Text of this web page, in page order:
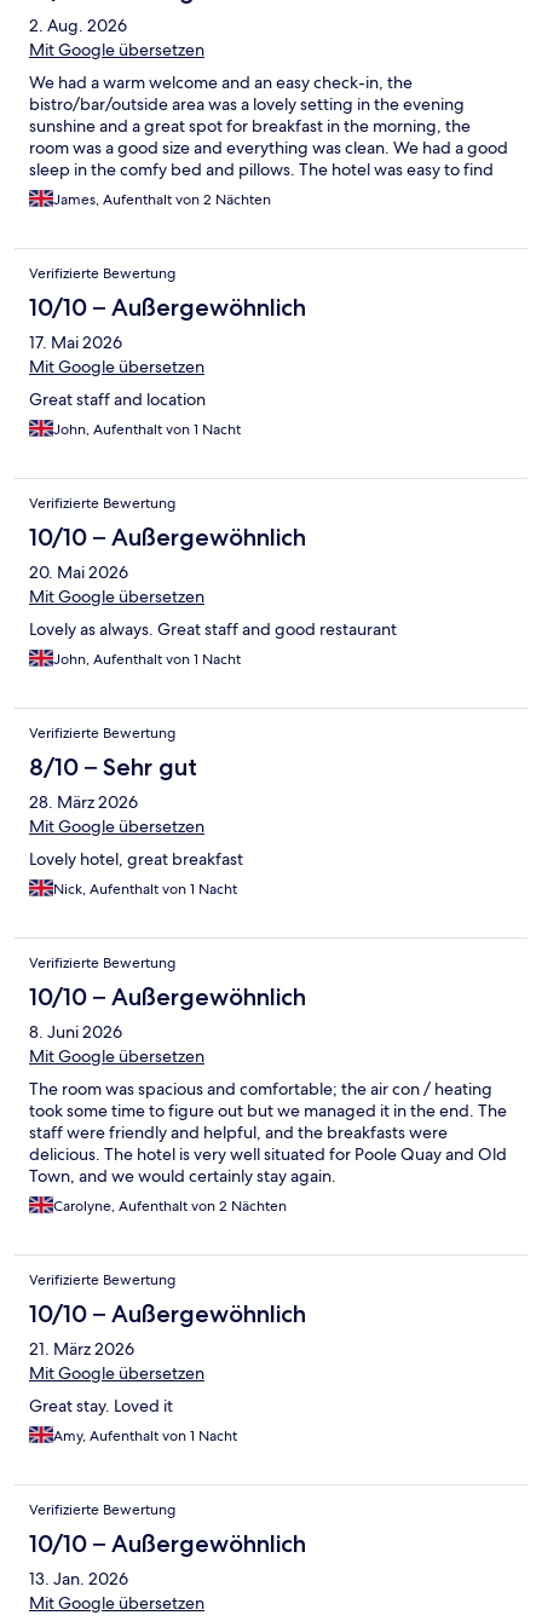
2. Aug. 2026
Mit Google übersetzen
We had a warm welcome and an easy check-in, the
bistro/bar/outside area was a lovely setting in the evening
sunshine and a great spot for breakfast in the morning, the
room was a good size and everything was clean. We had a good
sleep in the comfy bed and pillows. The hotel was easy to find
having arrived by train and ideally located to the night life, close
enough to stroll down but not so close you would be disturbed
James, Aufenthalt von 2 Nächten
Verifizierte Bewertung
10/10 – Außergewöhnlich
17. Mai 2026
Mit Google übersetzen
Great staff and location
John, Aufenthalt von 1 Nacht
Verifizierte Bewertung
10/10 – Außergewöhnlich
20. Mai 2026
Mit Google übersetzen
Lovely as always. Great staff and good restaurant
John, Aufenthalt von 1 Nacht
Verifizierte Bewertung
8/10 – Sehr gut
28. März 2026
Mit Google übersetzen
Lovely hotel, great breakfast
Nick, Aufenthalt von 1 Nacht
Verifizierte Bewertung
10/10 – Außergewöhnlich
8. Juni 2026
Mit Google übersetzen
The room was spacious and comfortable; the air con / heating
took some time to figure out but we managed it in the end. The
staff were friendly and helpful, and the breakfasts were
delicious. The hotel is very well situated for Poole Quay and Old
Town, and we would certainly stay again.
Carolyne, Aufenthalt von 2 Nächten
Verifizierte Bewertung
10/10 – Außergewöhnlich
21. März 2026
Mit Google übersetzen
Great stay. Loved it
Amy, Aufenthalt von 1 Nacht
Verifizierte Bewertung
10/10 – Außergewöhnlich
13. Jan. 2026
Mit Google übersetzen